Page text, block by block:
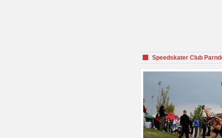
Speedskater Club